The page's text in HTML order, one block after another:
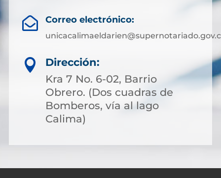
 Correo electrónico:

Dirección:
Kra 7 No. 6-02, Barrio
Obrero. (Dos cuadras de
Bomberos, vía al lago
Calima)